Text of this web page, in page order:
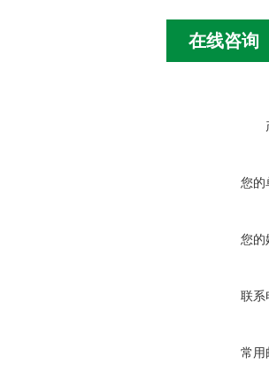
在线咨询
您的
您的
联系
常用